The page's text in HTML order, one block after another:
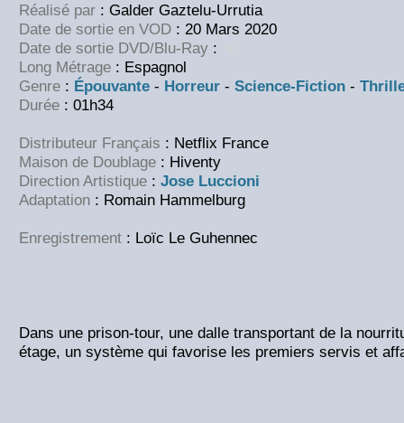
Réalisé par : Galder Gaztelu-Urrutia
Date de sortie en VOD : 20 Mars 2020
Date de sortie DVD/Blu-Ray :
Long Métrage : Espagnol
Genre : Épouvante - Horreur - Science-Fiction -
Durée : 01h34
Distributeur Français : Netflix France
Maison de Doublage : Hiventy
Direction Artistique : Jose Luccioni
Adaptation : Romain Hammelburg
Enregistrement : Loïc Le Guhennec
Dans une prison-tour, une dalle transportant de la
étage, un système qui favorise les premiers servis et